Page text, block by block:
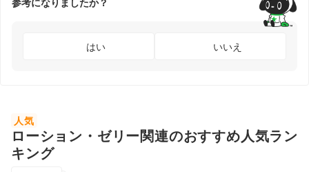
はい いいえ
人気
ローション・ゼリー関連のおすすめ人気ラン
キング